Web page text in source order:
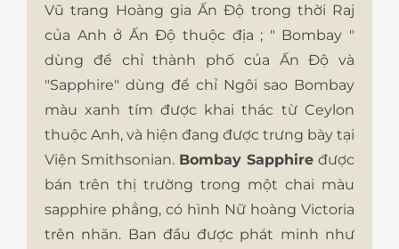
Vũ trang Hoàng gia Ấn Độ trong thời Raj
của Anh ở Ấn Độ thuộc địa ; " Bombay "
dùng để chỉ thành phố của Ấn Độ và
"Sapphire" dùng để chỉ Ngôi sao Bombay
màu xanh tím được khai thác từ Ceylon
thuộc Anh, và hiện đang được trưng bày tại
Viện Smithsonian. Bombay Sapphire được
bán trên thị trường trong một chai màu
sapphire phẳng, có hình Nữ hoàng Victoria
trên nhãn. Ban đầu được phát minh như